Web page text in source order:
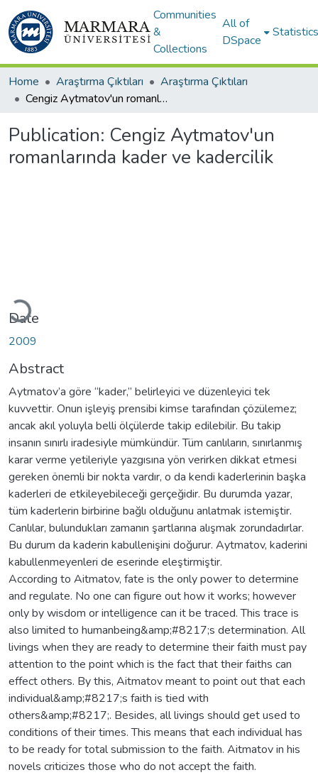
Communities
&
Collections
All of
DSpace
Statistics
Home Araştırma Çıktıları
Araştırma Çıktıları
Cengiz Aytmatov'un romanlarında kader ve kadercilik
Publication: Cengiz Aytmatov'un
romanlarında kader ve kadercilik
Loading...
Date
2009
Abstract
Aytmatov’a göre “kader,” belirleyici ve düzenleyici tek
kuvvettir. Onun işleyiş prensibi kimse tarafından çözülemez;
ancak akıl yoluyla belli ölçülerde takip edilebilir. Bu takip
insanın sınırlı iradesiyle mümkündür. Tüm canlıların, sınırlanmış
karar verme yetileriyle yazgısına yön verirken dikkat etmesi
gereken önemli bir nokta vardır, o da kendi kaderlerinin başka
kaderleri de etkileyebileceği gerçeğidir. Bu durumda yazar,
tüm kaderlerin birbirine bağlı olduğunu anlatmak istemiştir.
Canlılar, bulundukları zamanın şartlarına alışmak zorundadırlar.
Bu durum da kaderin kabullenişini doğurur. Aytmatov, kaderini
kabullenmeyenleri de eserinde eleştirmiştir.
According to Aitmatov, fate is the only power to determine
and regulate. No one can figure out how it works; however
only by wisdom or intelligence can it be traced. This trace is
also limited to humanbeing&amp;#8217;s determination. All
livings when they are ready to determine their faith must pay
attention to the point which is the fact that their faiths can
effect others. By this, Aitmatov meant to point out that each
individual&amp;#8217;s faith is tied with
others&amp;#8217;. Besides, all livings should get used to
conditions of their times. This means that each individual has
to be ready for total submission to the faith. Aitmatov in his
novels criticizes those who do not accept the faith.